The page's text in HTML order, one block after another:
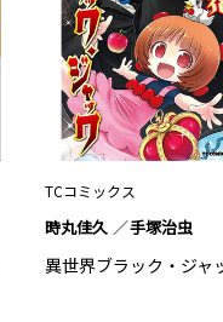
TCコミックス
時丸佳久 手塚治虫
異世界ブラック・ジャ